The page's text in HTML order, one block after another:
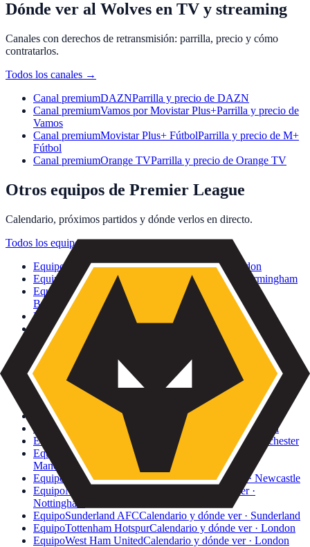
Dónde ver al Wolves en TV y streaming
Canales con derechos de retransmisión: parrilla, precio y cómo
contratarlos.
Todos los canales →
Canal premiumDAZNParrilla y precio de DAZN
Canal premiumVamos por Movistar Plus+Parrilla y precio de
Vamos
Canal premiumMovistar Plus+ FútbolParrilla y precio de M+
Fútbol
Canal premiumOrange TVParrilla y precio de Orange TV
Otros equipos de Premier League
Calendario, próximos partidos y dónde verlos en directo.
Todos los equipos→
Equipo Arsenal FCCalendario y dónde ver · London
Equipo
Aston Villa FC
Calendario y dónde ver · Birmingham
Equipo
AFC Bournemouth
Calendario y dónde ver ·
Bournemouth
EquipoBrentford FC
Calendario y dónde ver · London
Equipo
Brighton & Hove Albion
Calendario y dónde ver ·
Brighton
Equipo
Burnley FC
Calendario y dónde ver · Burnley
Equipo
Chelsea FC
Calendario y dónde ver · London
Equipo
Crystal Palace FC
Calendario y dónde ver · London
Equipo
Everton FC
Calendario y dónde ver · Liverpool
Equipo
Fulham FC
Calendario y dónde ver · London
Equipo
Leeds United Calendario y dónde ver · Leeds
EquipoLiverpool FC Calendario y dónde ver · Liverpool
EquipoManchester City
Calendario y dónde ver · Manchester
Equipo
Manchester United
Calendario y dónde ver ·
Manchester
Equipo
Newcastle UnitedCalendario y dónde ver · Newcastle
EquipoNottingham Forest
Calendario y dónde ver ·
Nottingham
EquipoSunderland AFCCalendario y dónde ver · Sunderland
EquipoTottenham HotspurCalendario y dónde ver · London
EquipoWest Ham UnitedCalendario y dónde ver · London